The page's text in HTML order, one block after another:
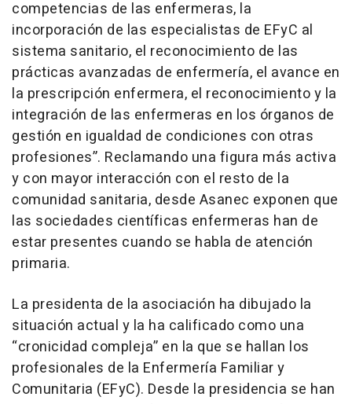
competencias de las enfermeras, la
incorporación de las especialistas de EFyC al
sistema sanitario, el reconocimiento de las
prácticas avanzadas de enfermería, el avance en
la prescripción enfermera, el reconocimiento y la
integración de las enfermeras en los órganos de
gestión en igualdad de condiciones con otras
profesiones”. Reclamando una figura más activa
y con mayor interacción con el resto de la
comunidad sanitaria, desde Asanec exponen que
las sociedades científicas enfermeras han de
estar presentes cuando se habla de atención
primaria.
La presidenta de la asociación ha dibujado la
situación actual y la ha calificado como una
“cronicidad compleja” en la que se hallan los
profesionales de la Enfermería Familiar y
Comunitaria (EFyC). Desde la presidencia se han